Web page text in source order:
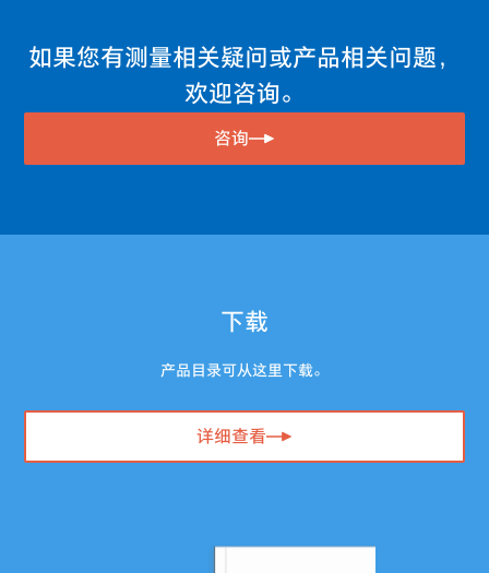
如果您有测量相关疑问或产品相关问题，
欢迎咨询。
咨询
下载
产品目录可从这里下载。
详细查看